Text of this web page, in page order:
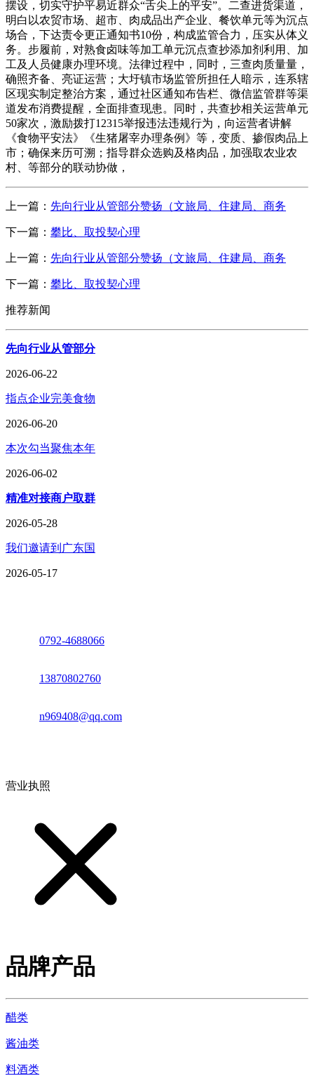
摆设，切实守护平易近群众“舌尖上的平安”。二查进货渠道，
明白以农贸市场、超市、肉成品出产企业、餐饮单元等为沉点
场合，下达责令更正通知书10份，构成监管合力，压实从体义
务。步履前，对熟食卤味等加工单元沉点查抄添加剂利用、加
工及人员健康办理环境。法律过程中，同时，三查肉质量量，
确照齐备、亮证运营；大圩镇市场监管所担任人暗示，连系辖
区现实制定整治方案，通过社区通知布告栏、微信监管群等渠
道发布消费提醒，全面排查现患。同时，共查抄相关运营单元
50家次，激励拨打12315举报违法违规行为，向运营者讲解
《食物平安法》《生猪屠宰办理条例》等，变质、掺假肉品上
市；确保来历可溯；指导群众选购及格肉品，加强取农业农
村、等部分的联动协做，
上一篇： 先向行业从管部分赞扬（文旅局、住建局、商务
下一篇： 攀比、取投契心理
上一篇： 先向行业从管部分赞扬（文旅局、住建局、商务
下一篇： 攀比、取投契心理
推荐新闻
先向行业从管部分
2026-06-22
指点企业完美食物
2026-06-20
本次勾当聚焦本年
2026-06-02
精准对接商户取群
2026-05-28
我们邀请到广东国
2026-05-17
0792-4688066
13870802760
n969408@qq.com
营业执照
品牌产品
醋类
酱油类
料酒类